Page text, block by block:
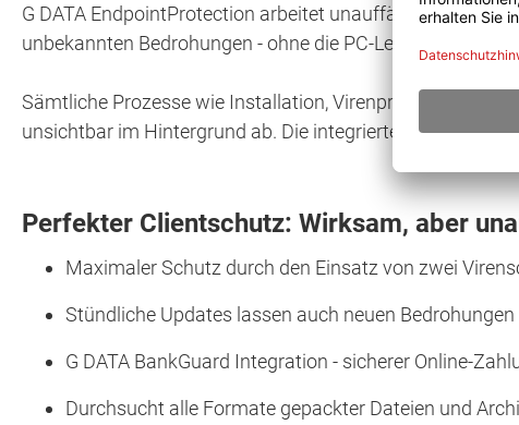
G DATA EndpointProtection arbeitet unauffällig im
unbekannten Bedrohungen - ohne die PC-Leistung zu
Sämtliche Prozesse wie Installation, Virenprüfungen,
unsichtbar im Hintergrund ab. Die integrierte G DATA
Perfekter Clientschutz: Wirksam, aber
Maximaler Schutz durch den Einsatz von zwei
Stündliche Updates lassen auch neuen
G DATA BankGuard Integration - sicherer Online-
Durchsucht alle Formate gepackter Dateien und